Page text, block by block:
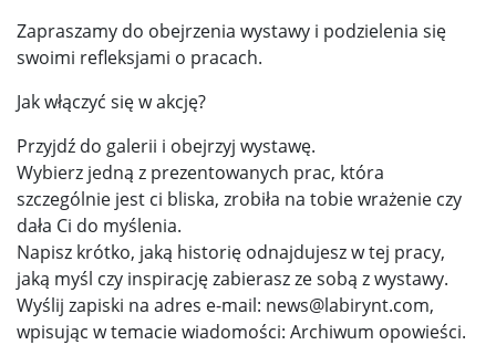
Zapraszamy do obejrzenia wystawy i podzielenia się
swoimi refleksjami o pracach.
Jak włączyć się w akcję?
Przyjdź do galerii i obejrzyj wystawę.
Wybierz jedną z prezentowanych prac, która
szczególnie jest ci bliska, zrobiła na tobie wrażenie czy
dała Ci do myślenia.
Napisz krótko, jaką historię odnajdujesz w tej pracy,
jaką myśl czy inspirację zabierasz ze sobą z wystawy.
Wyślij zapiski na adres e-mail: news@labirynt.com,
wpisując w temacie wiadomości: Archiwum opowieści.